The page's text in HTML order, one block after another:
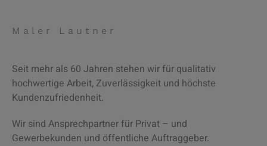
Maler Lautner
Seit mehr als 60 Jahren stehen wir für qualitativ
hochwertige Arbeit, Zuverlässigkeit und höchste
Kundenzufriedenheit.
Wir sind Ansprechpartner für Privat – und
Gewerbekunden und öffentliche Auftraggeber.